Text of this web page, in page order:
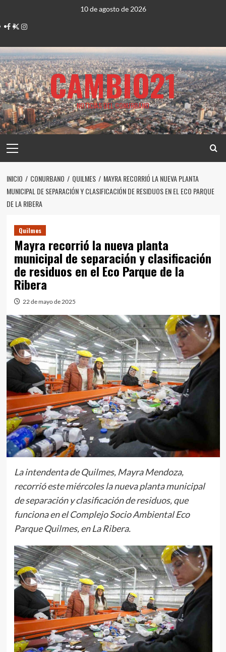
contenido
10 de agosto de 2026
Facebook
TwitterInstagram
CAMBIO21
NOTICIAS DEL CONURBANO
principal
INICIO CONURBANO QUILMES
MAYRA RECORRIÓ LA NUEVA PLANTA
MUNICIPAL DE SEPARACIÓN Y CLASIFICACIÓN DE RESIDUOS EN EL ECO PARQUE
DE LA RIBERA
Quilmes
Mayra recorrió la nueva planta
municipal de separación y clasificación
de residuos en el Eco Parque de la
Ribera
22 de mayo de 2025
La intendenta de Quilmes, Mayra Mendoza,
recorrió este miércoles la nueva planta municipal
de separación y clasificación de residuos, que
funciona en el Complejo Socio Ambiental Eco
Parque Quilmes, en La Ribera.